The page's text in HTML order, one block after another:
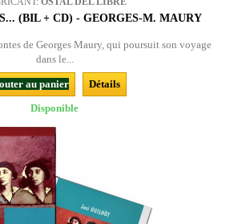
(BIL + CD) - GEORGES-M. MAURY
de Georges Maury, qui poursuit son voyage
dans le...
au panier
Détails
Disponible